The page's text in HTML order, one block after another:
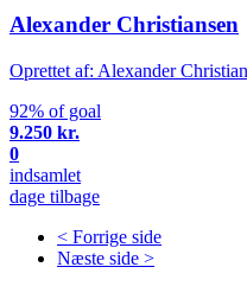
Alexander Christiansen
Oprettet af: Alexander
92% of goal
9.250 kr.
0
indsamlet
dage tilbage
< Forrige side
Næste side >